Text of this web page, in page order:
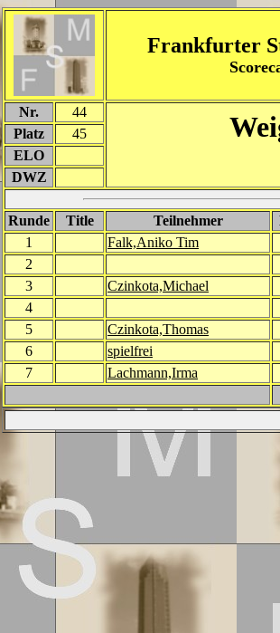
Frankfurter
Nr. 44
Platz
45
ELO
DWZ
Runde Title Teilnehmer
1
Falk,Aniko Tim
2
3
Czinkota,Michael
4
5
Czinkota,Thomas
6
spielfrei
7
Lachmann,Irma